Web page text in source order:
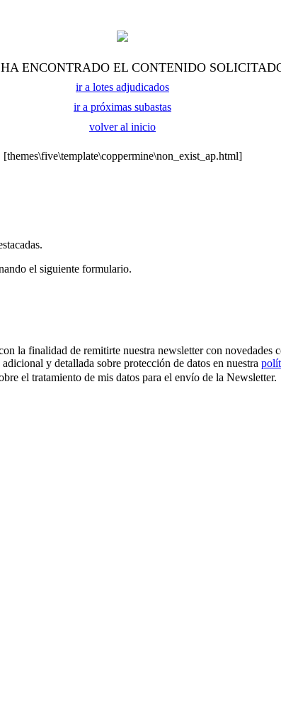
ENCONTRADO EL CONTENIDO
ir a lotes adjudicados
ir a próximas subastas
volver al inicio
[themes\five\template\coppermine\non_exist_ap.html]
el siguiente formulario.
la finalidad de remitirte nuestra newsletter con novedades
y detallada sobre protección de datos en nuestra
el tratamiento de mis datos para el envío de la Newsletter.